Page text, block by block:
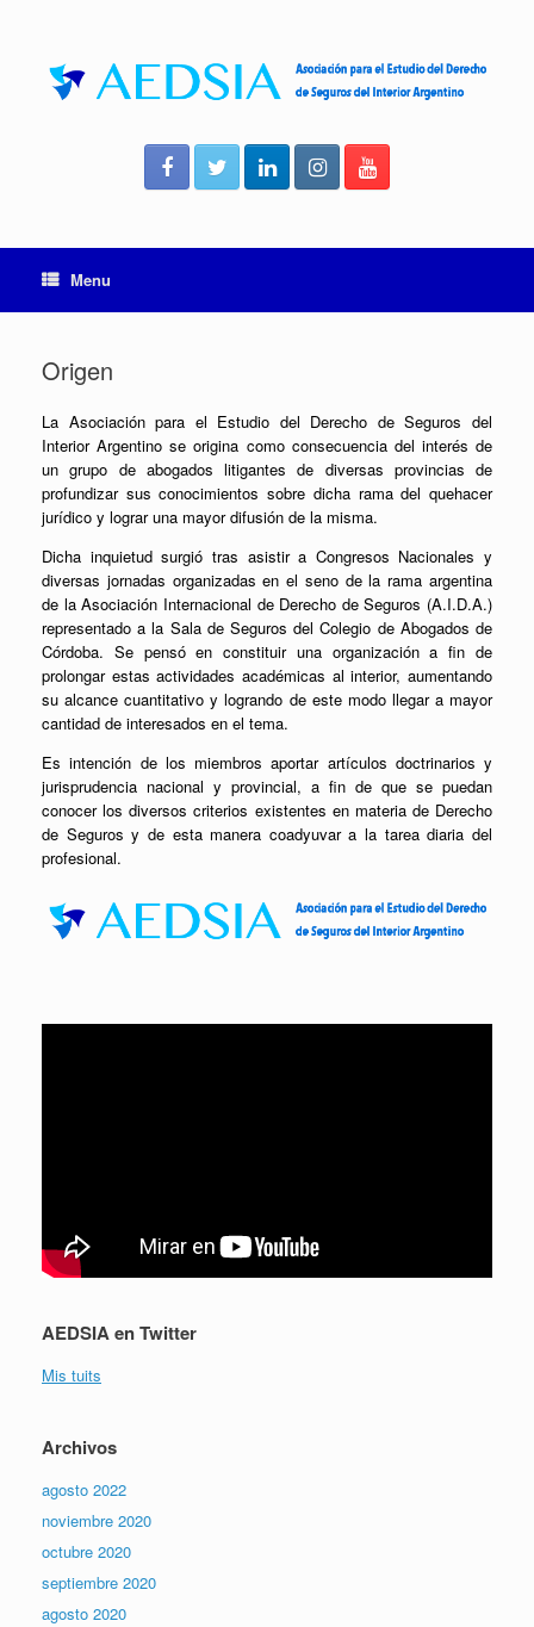
Menu
Origen
La Asociación para el Estudio del Derecho de Seguros del
Interior Argentino se origina como consecuencia del interés de
un grupo de abogados litigantes de diversas provincias de
profundizar sus conocimientos sobre dicha rama del quehacer
jurídico y lograr una mayor difusión de la misma.
Dicha inquietud surgió tras asistir a Congresos Nacionales y
diversas jornadas organizadas en el seno de la rama argentina
de la Asociación Internacional de Derecho de Seguros (A.I.D.A.)
representado a la Sala de Seguros del Colegio de Abogados de
Córdoba. Se pensó en constituir una organización a fin de
prolongar estas actividades académicas al interior, aumentando
su alcance cuantitativo y logrando de este modo llegar a mayor
cantidad de interesados en el tema.
Es intención de los miembros aportar artículos doctrinarios y
jurisprudencia nacional y provincial, a fin de que se puedan
conocer los diversos criterios existentes en materia de Derecho
de Seguros y de esta manera coadyuvar a la tarea diaria del
profesional.
AEDSIA en Twitter
Mis tuits
Archivos
agosto 2022
noviembre 2020
octubre 2020
septiembre 2020
agosto 2020